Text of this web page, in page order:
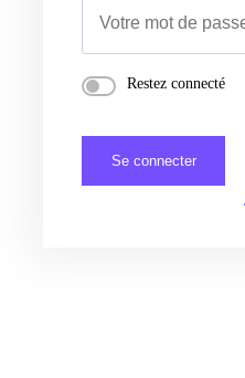
Restez connecté
Se connecter